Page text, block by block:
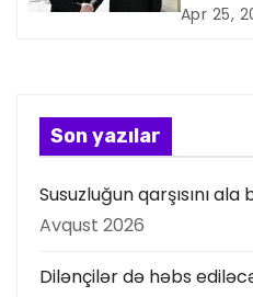
s
ı
Apr 25,
Son yazılar
Susuzluğun qarşısını
Avqust 2026
Dilənçilər də həbs